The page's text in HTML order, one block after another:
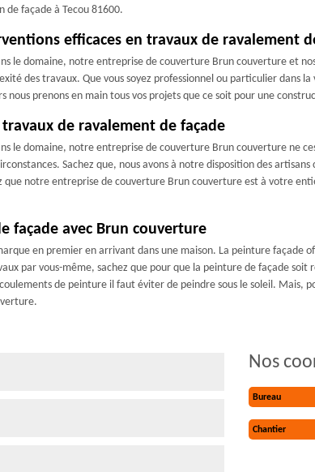
de façade à Tecou 81600.
efficaces en travaux de ravalement
le domaine, notre entreprise de couverture Brun couverture et
des travaux. Que vous soyez professionnel ou particulier dans
nous prenons en main tous vos projets que ce soit pour une
de ravalement de façade
le domaine, notre entreprise de couverture Brun couverture ne
Sachez que, nous avons à notre disposition des
que notre entreprise de couverture Brun couverture est à votre
façade avec Brun couverture
en premier en arrivant dans une maison. La peinture
par vous-même, sachez que pour que la peinture de façade
de peinture il faut éviter de peindre sous le soleil. Mais,
Nos
Bureau
Chantier